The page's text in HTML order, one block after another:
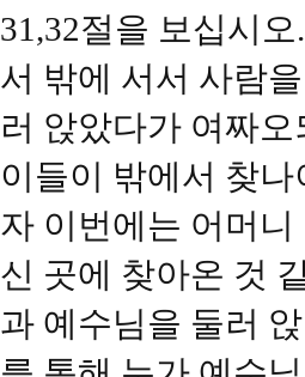
31,32절을 보십시
서 밖에 서서 사람
러 앉았다가 여짜
이들이 밖에서 찾
자 이번에는 어머
신 곳에 찾아온 것
과 예수님을 둘러